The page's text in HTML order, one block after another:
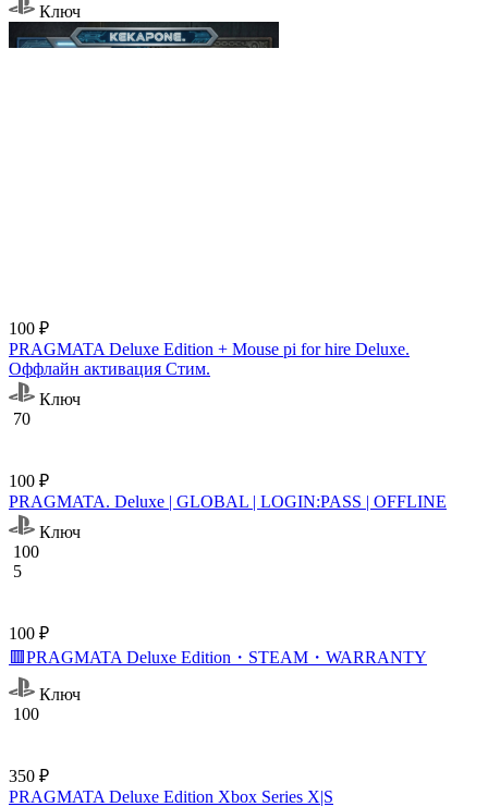
Ключ
100 ₽
PRAGMATA Deluxe Edition + Mouse pi for hire Deluxe.
Оффлайн активация Cтим.
Ключ
70
100 ₽
PRAGMATA. Deluxe | GLOBAL | LOGIN:PASS | OFFLINE
Ключ
100
5
100 ₽
🟥PRAGMATA Deluxe Edition・STEAM・WARRANTY
Ключ
100
350 ₽
PRAGMATA Deluxe Edition Xbox Series X|S